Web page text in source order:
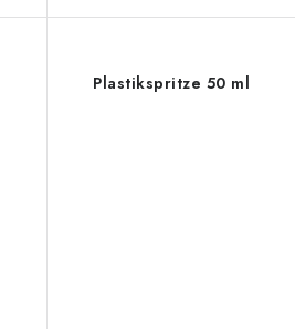
Plastikspritze 50 ml